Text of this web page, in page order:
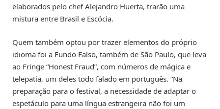
elaborados pelo chef Alejandro Huerta, trarão uma
mistura entre Brasil e Escócia.
Quem também optou por trazer elementos do próprio
idioma foi a Fundo Falso, também de São Paulo, que leva
ao Fringe “Honest Fraud”, com números de mágica e
telepatia, um deles todo falado em português. “Na
preparação para o festival, a necessidade de adaptar o
espetáculo para uma língua estrangeira não foi um